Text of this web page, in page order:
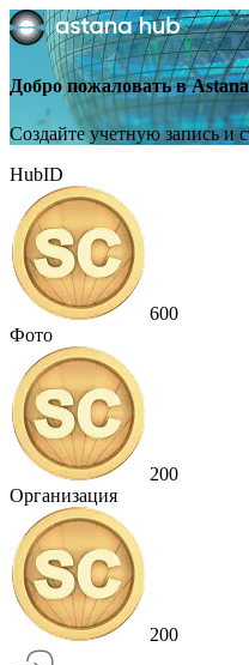
Добро пожаловать в
Создайте учетную запись и
HubID
600
Фото
200
Организация
200